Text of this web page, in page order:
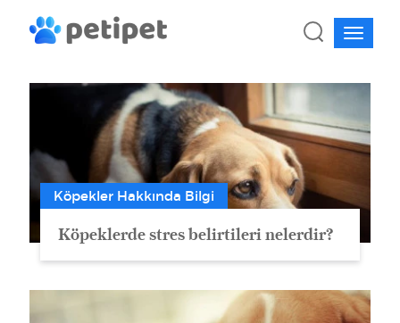
Köpekler Hakkında Bilgi
Köpeklerde stres belirtileri nelerdir?